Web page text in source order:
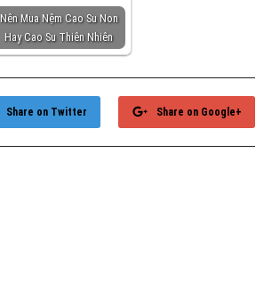
Nên Mua Nệm Cao Su Non
Hay Cao Su Thiên Nhiên
Share on Google+
Share on Twitter